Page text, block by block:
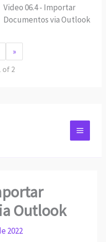
Video 06.4 - Importar
Documentos via Outlook
»
of 2
Outlook
2022